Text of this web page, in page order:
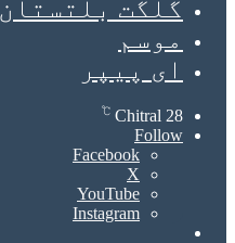
گلگت بلتستان
موسم
ای پیپر
Chitral 28
℃
Follow
Facebook
X
YouTube
Instagram